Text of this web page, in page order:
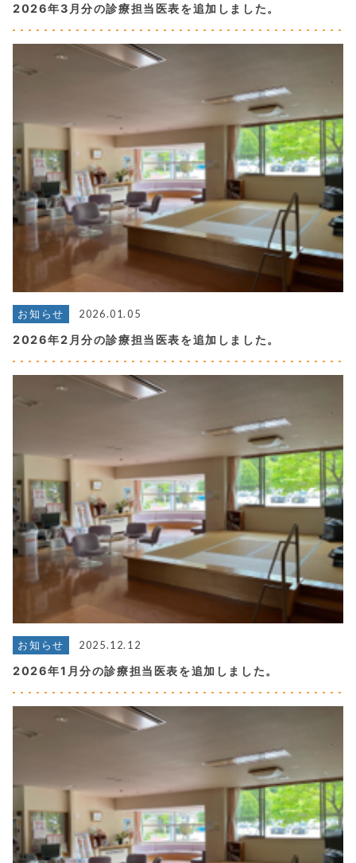
2026年3月分の診療担当医表を追加しました。
お知らせ 2026.01.05
2026年2月分の診療担当医表を追加しました。
お知らせ 2025.12.12
2026年1月分の診療担当医表を追加しました。